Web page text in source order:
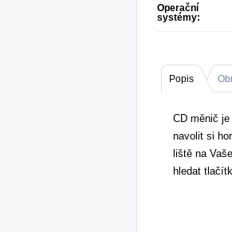
Operační
systémy:
Popis
CD měnič
navolit si
liště na
hledat